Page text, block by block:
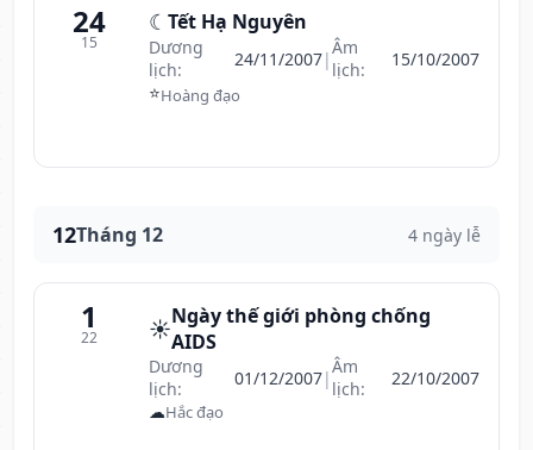
24
15
☾ Tết Hạ Nguyên
Dương
lịch:
24/11/2007|Âm
lịch:
15/10/2007
⭐Hoàng đạo
12Tháng 12 4 ngày lễ
1
22 ☀️Ngày thế giới phòng chống
AIDS
Dương
lịch:
01/12/2007|Âm
lịch:
22/10/2007
☁Hắc đạo